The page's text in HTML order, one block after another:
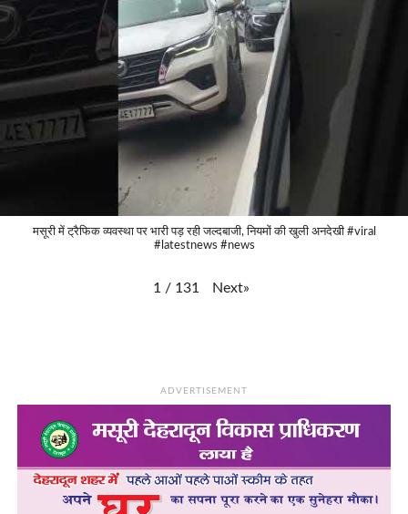
मसूरी में ट्रैफिक व्यवस्था पर भारी पड़ रही जल्दबाजी, नियमों की खुली अनदेखी #viral
#latestnews #news
1 / 131 Next»
ADVERTISEMENT